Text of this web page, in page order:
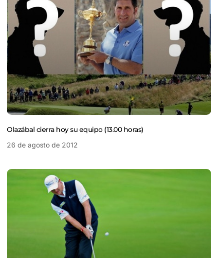
Olazábal cierra hoy su equipo (13.00 horas)
26 de agosto de 2012